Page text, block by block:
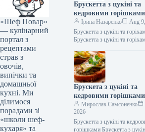
«Шеф Повар»
— кулінарний
портал з
рецептами
страв з
овочів,
випічки та
домашньої
кухні. Ми
ділимося
порадами зі
«школи шеф-
кухаря» та
Брускетта з цукіні та
кедровими
смаколика з фото (345
Ірина Назаренко
Aug
Брускетта з цукіні та
Брускетта з цукіні та
цукіні та кедровими
це…
Брускета з цукіні та
кедровими
закуска з фото та
секретом
Мирослав Самсоненко
2026
Брускетта з цукіні та
горішками Брускетта з